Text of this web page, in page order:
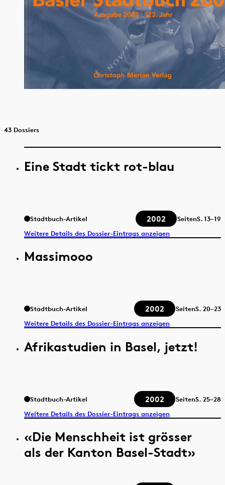
43 Dossiers
Eine Stadt tickt rot-blau
Stadtbuch-Artikel 2002 SeitenS.13–19
Weitere Details des Dossier-Eintrags anzeigen
Massimooo
Stadtbuch-Artikel 2002 SeitenS. 20–23
Weitere Details des Dossier-Eintrags anzeigen
Afrikastudien in Basel, jetzt!
Stadtbuch-Artikel 2002 SeitenS. 25–28
Weitere Details des Dossier-Eintrags anzeigen
«Die Menschheit ist grösser
als der Kanton Basel-Stadt»